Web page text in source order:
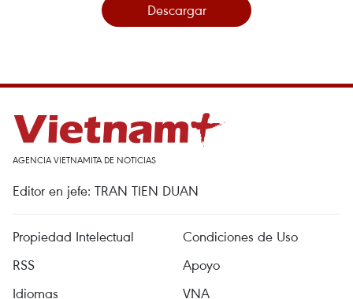
Descargar
AGENCIA VIETNAMITA DE NOTICIAS
Editor en jefe: TRAN TIEN DUAN
Propiedad Intelectual
Condiciones de Uso
RSS
Apoyo
Idiomas
VNA